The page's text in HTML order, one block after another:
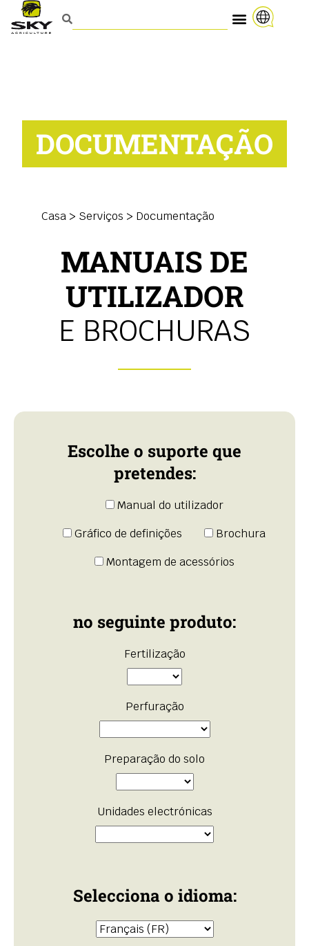
DOCUMENTAÇÃO
Casa > Serviços > Documentação
MANUAIS DE
UTILIZADOR
E BROCHURAS
Escolhe o suporte que
pretendes:
Manual do utilizador
Gráfico de definições
Brochura
Montagem de acessórios
no seguinte produto:
Fertilização
Perfuração
Preparação do solo
Unidades electrónicas
Selecciona o idioma: